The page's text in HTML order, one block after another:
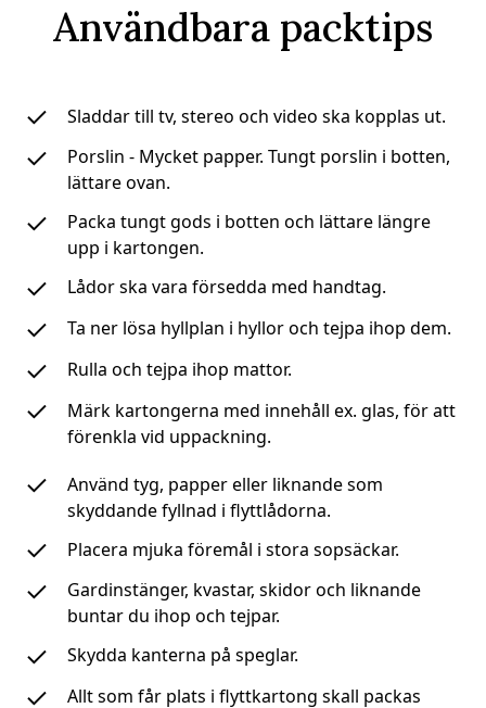
Användbara packtips
Sladdar till tv, stereo och video ska kopplas ut.
Porslin - Mycket papper. Tungt porslin i botten,
lättare ovan.
Packa tungt gods i botten och lättare längre
upp i kartongen.
Lådor ska vara försedda med handtag.
Ta ner lösa hyllplan i hyllor och tejpa ihop dem.
Rulla och tejpa ihop mattor.
Märk kartongerna med innehåll ex. glas, för att
förenkla vid uppackning.
Använd tyg, papper eller liknande som
skyddande fyllnad i flyttlådorna.
Placera mjuka föremål i stora sopsäckar.
Gardinstänger, kvastar, skidor och liknande
buntar du ihop och tejpar.
Skydda kanterna på speglar.
Allt som får plats i flyttkartong skall packas